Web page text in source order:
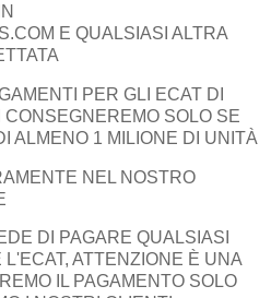
E QUALSIASI ALTRA
PER GLI ECAT DI
SOLO SE
ALMENO 1 MILIONE DI UNITÀ
NEL NOSTRO
DI PAGARE QUALSIASI
ATTENZIONE È UNA
IL PAGAMENTO SOLO